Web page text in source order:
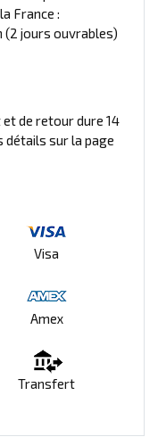
France :
(2 jours ouvrables)
de retour dure 14
détails sur la page
Visa
Amex
Transfert